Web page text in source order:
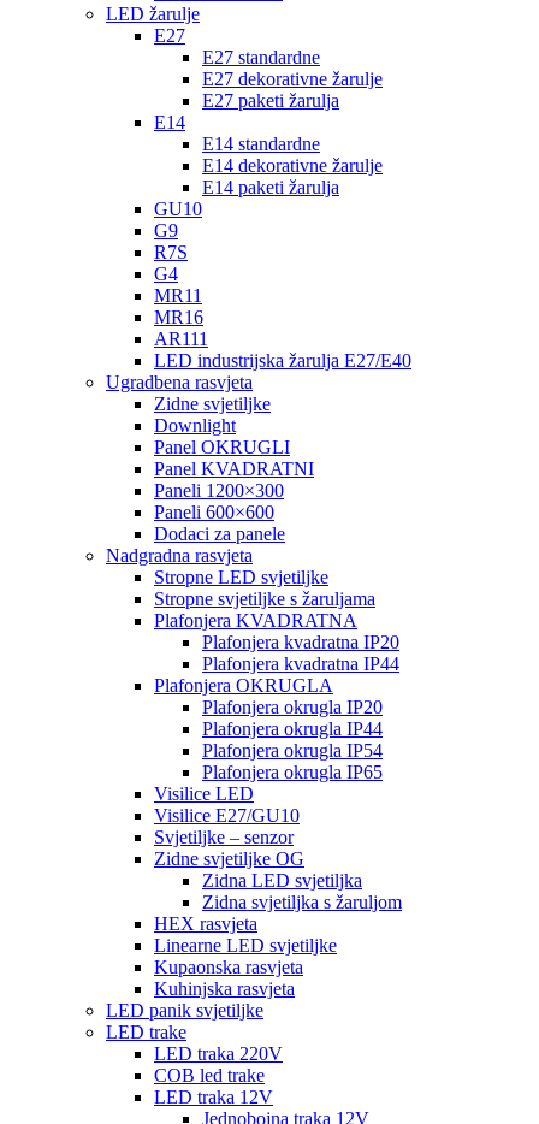
LED žarulje
E27
E27 standardne
E27 dekorativne žarulje
E27 paketi žarulja
E14
E14 standardne
E14 dekorativne žarulje
E14 paketi žarulja
GU10
G9
R7S
G4
MR11
MR16
AR111
LED industrijska žarulja E27/E40
Ugradbena rasvjeta
Zidne svjetiljke
Downlight
Panel OKRUGLI
Panel KVADRATNI
Paneli 1200×300
Paneli 600×600
Dodaci za panele
Nadgradna rasvjeta
Stropne LED svjetiljke
Stropne svjetiljke s žaruljama
Plafonjera KVADRATNA
Plafonjera kvadratna IP20
Plafonjera kvadratna IP44
Plafonjera OKRUGLA
Plafonjera okrugla IP20
Plafonjera okrugla IP44
Plafonjera okrugla IP54
Plafonjera okrugla IP65
Visilice LED
Visilice E27/GU10
Svjetiljke – senzor
Zidne svjetiljke OG
Zidna LED svjetiljka
Zidna svjetiljka s žaruljom
HEX rasvjeta
Linearne LED svjetiljke
Kupaonska rasvjeta
Kuhinjska rasvjeta
LED panik svjetiljke
LED trake
LED traka 220V
COB led trake
LED traka 12V
Jednobojna traka 12V